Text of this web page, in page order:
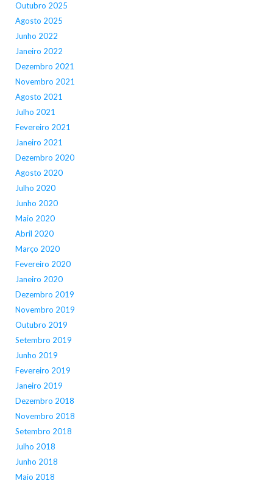
Outubro 2025
Agosto 2025
Junho 2022
Janeiro 2022
Dezembro 2021
Novembro 2021
Agosto 2021
Julho 2021
Fevereiro 2021
Janeiro 2021
Dezembro 2020
Agosto 2020
Julho 2020
Junho 2020
Maio 2020
Abril 2020
Março 2020
Fevereiro 2020
Janeiro 2020
Dezembro 2019
Novembro 2019
Outubro 2019
Setembro 2019
Junho 2019
Fevereiro 2019
Janeiro 2019
Dezembro 2018
Novembro 2018
Setembro 2018
Julho 2018
Junho 2018
Maio 2018